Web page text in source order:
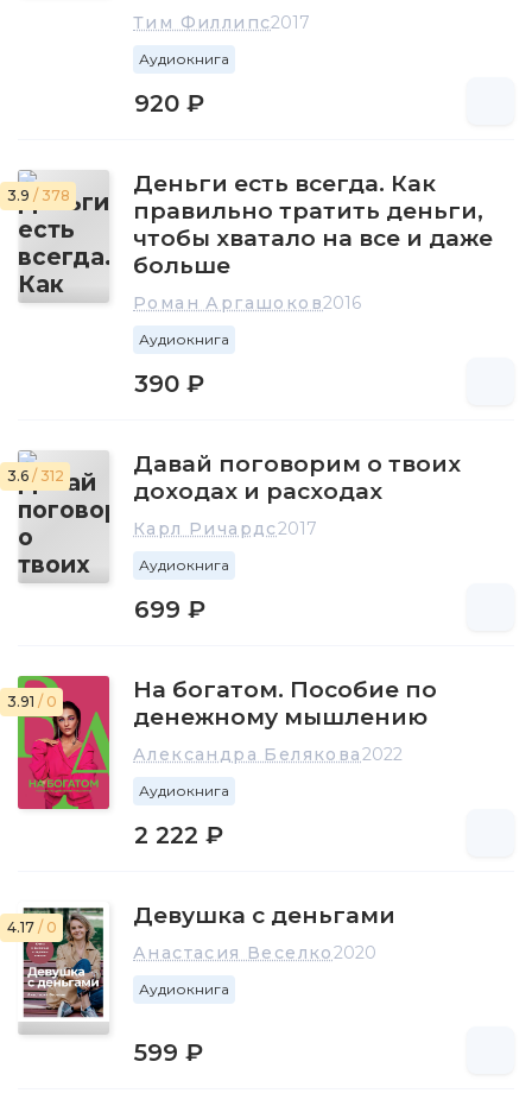
Тим Филлипс2017
Аудиокнига
920 ₽
3.9 / 378
Деньги есть всегда. Как
правильно тратить деньги,
чтобы хватало на все и даже
больше
Роман Аргашоков2016
Аудиокнига
390 ₽
3.6 / 312
Давай поговорим о твоих
доходах и расходах
Карл Ричардс2017
Аудиокнига
699 ₽
3.91 / 0
На богатом. Пособие по
денежному мышлению
Александра Белякова2022
Аудиокнига
2 222 ₽
4.17 / 0 Девушка с деньгами
Анастасия Веселко2020
Аудиокнига
599 ₽